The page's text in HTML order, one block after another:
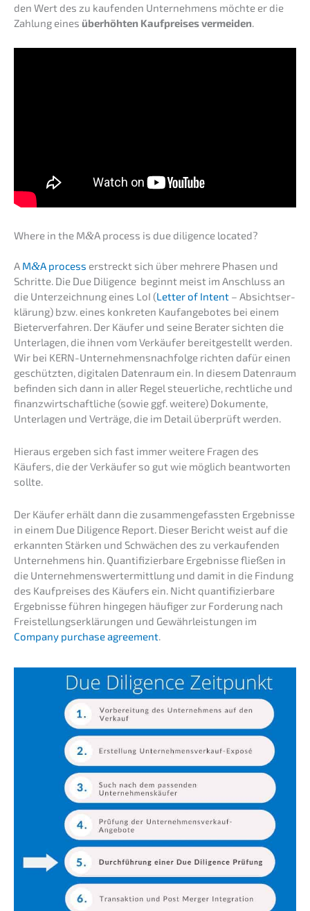
den Wert des zu kaufen­den Unter­neh­mens möchte er die
Zahlung eines überhöh­ten Kaufprei­ses vermei­den.
Where in the M&A process is due diligence located?
A M&A process erstreckt sich über mehre­re Phasen und
Schrit­te. Die Due Diligence beginnt meist im Anschluss an
die Unter­zeich­nung eines LoI (Letter of Intent – Absichts­er­
klä­rung) bzw. eines konkre­ten Kaufan­ge­bo­tes bei einem
Bieter­ver­fah­ren. Der Käufer und seine Berater sichten die
Unter­la­gen, die ihnen vom Verkäu­fer bereit­ge­stellt werden.
Wir bei KERN-Unternehmens­nachfolge richten dafür einen
geschütz­ten, digita­len Daten­raum ein. In diesem Daten­raum
befin­den sich dann in aller Regel steuer­li­che, recht­li­che und
finanz­wirt­schaft­li­che (sowie ggf. weite­re) Dokumen­te,
Unter­la­gen und Verträ­ge, die im Detail überprüft werden.
Hieraus ergeben sich fast immer weite­re Fragen des
Käufers, die der Verkäu­fer so gut wie möglich beant­wor­ten
sollte.
Der Käufer erhält dann die zusam­men­ge­fass­ten Ergeb­nis­se
in einem Due Diligence Report. Dieser Bericht weist auf die
erkann­ten Stärken und Schwä­chen des zu verkau­fen­den
Unter­neh­mens hin. Quanti­fi­zier­ba­re Ergeb­nis­se fließen in
die Unter­neh­mens­wert­ermitt­lung und damit in die Findung
des Kaufprei­ses des Käufers ein. Nicht quanti­fi­zier­ba­re
Ergeb­nis­se führen hinge­gen häufi­ger zur Forde­rung nach
Freistel­lungs­er­klä­run­gen und Gewähr­leis­tun­gen im
Compa­ny purcha­se agree­ment.